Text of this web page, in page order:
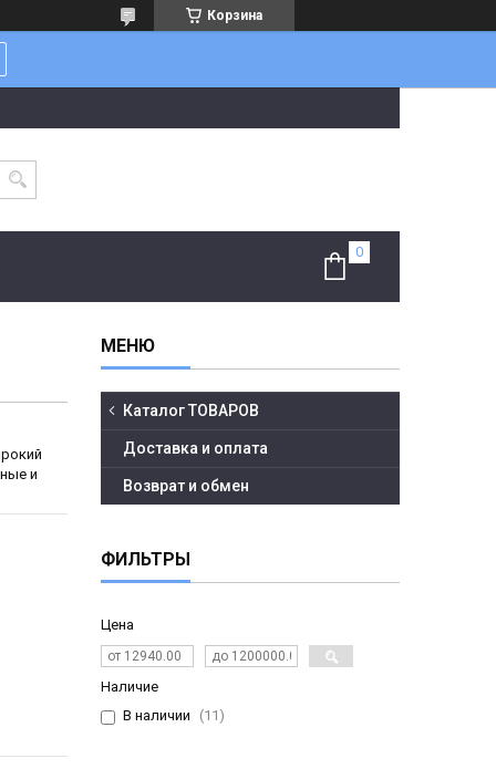
Корзина
и
Каталог ТОВАРОВ
Доставка и оплата
Возврат и обмен
ФИЛЬТРЫ
Цена
Наличие
В наличии
11